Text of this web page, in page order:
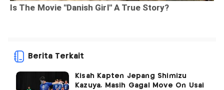
Berita Terkait
Kisah Kapten Jepang Shimizu
Kazuya, Masih Gagal Move On Usai